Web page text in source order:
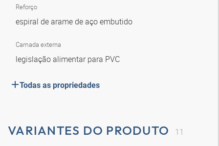
Reforço
espiral de arame de aço embutido
Camada externa
legislação alimentar para PVC
Todas as propriedades
VARIANTES DO PRODUTO
11